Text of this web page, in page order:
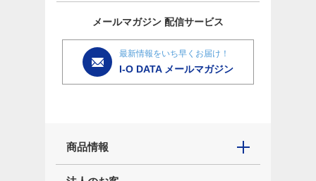
メールマガジン 配信サービス
最新情報をいち早くお届け！
I-O DATA メールマガジン
商品情報